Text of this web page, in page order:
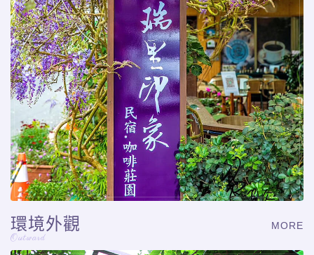
環境外觀
Outward
MORE